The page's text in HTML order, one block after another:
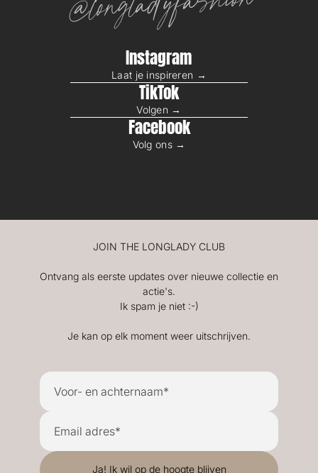
Instagram
Laat je inspireren →
TikTok
Volgen →
Facebook
Volg ons →
JOIN THE LONGLADY CLUB
Ontvang als eerste updates over nieuwe collectie en
actie's.
Ik spam je niet :-)
Je kan op elk moment weer uitschrijven.